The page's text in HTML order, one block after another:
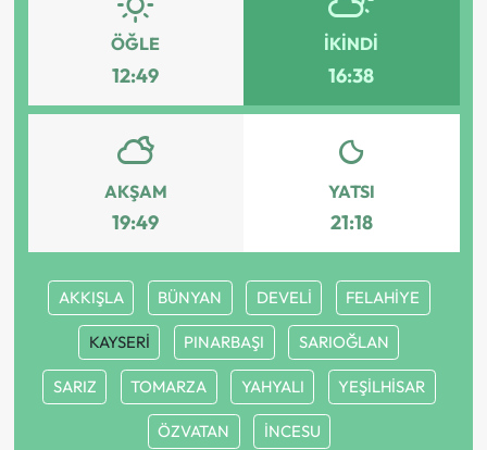
ÖĞLE
12:49
İKINDI
16:38
AKŞAM
19:49
YATSI
21:18
AKKIŞLA BÜNYAN DEVELİ FELAHİYE
KAYSERİ PINARBAŞI SARIOĞLAN
SARIZ TOMARZA YAHYALI YEŞİLHİSAR
ÖZVATAN İNCESU